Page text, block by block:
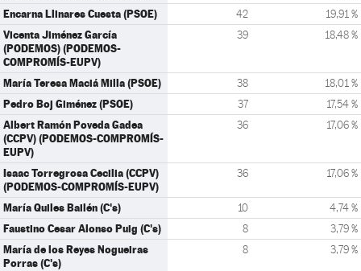
Encarna Llinares Cuesta (PSOE) 42 19,91 %
Vicenta Jiménez García
(PODEMOS) (PODEMOS-
COMPROMÍS-EUPV)
39 18,48 %
María Teresa Maciá Milla (PSOE) 38 18,01 %
Pedro Boj Giménez (PSOE) 37 17,54 %
Albert Ramón Poveda Gadea
(CCPV) (PODEMOS-COMPROMÍS-
EUPV)
36 17,06 %
Isaac Torregrosa Cecilia (CCPV)
(PODEMOS-COMPROMÍS-EUPV)
36 17,06 %
María Quiles Bailén (C's) 10 4,74 %
Faustino Cesar Alonso Puig (C's) 8 3,79 %
María de los Reyes Nogueiras
Porras (C's)
8 3,79 %